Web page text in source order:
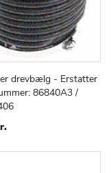
kurv
TILFØJ
TIL
drevbælg - Erstatter
86840A3 /